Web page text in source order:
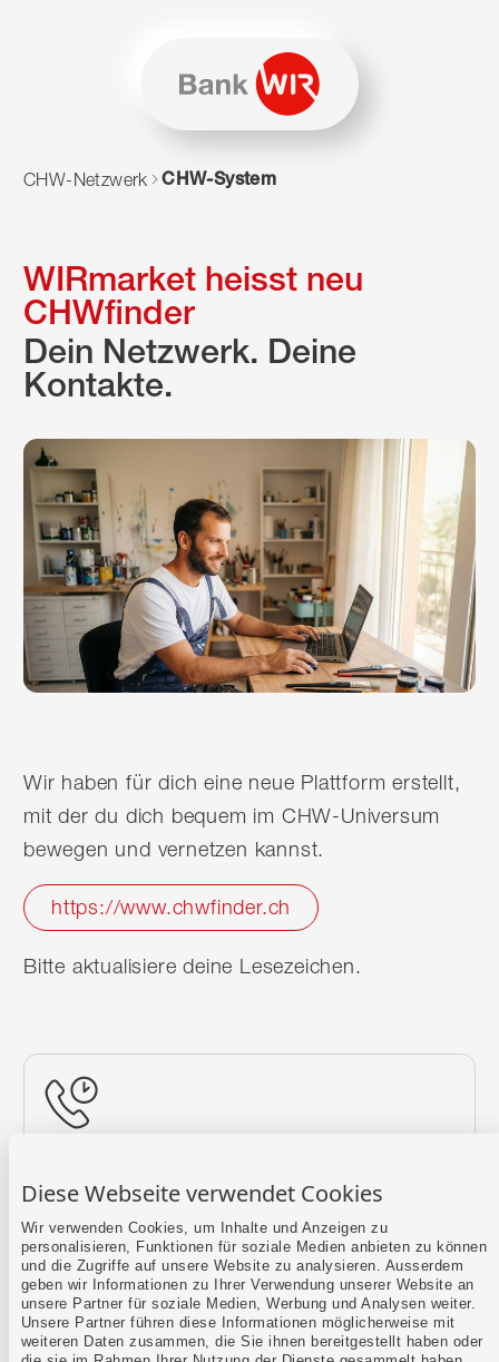
Diese Webseite verwendet Cookies
Wir verwenden Cookies, um Inhalte und Anzeigen zu
personalisieren, Funktionen für soziale Medien anbieten zu können
und die Zugriffe auf unsere Website zu analysieren. Ausserdem
geben wir Informationen zu Ihrer Verwendung unserer Website an
unsere Partner für soziale Medien, Werbung und Analysen weiter.
Unsere Partner führen diese Informationen möglicherweise mit
weiteren Daten zusammen, die Sie ihnen bereitgestellt haben oder
Zum Navigieren dieser Seite wird JavaScript benötigt.
CHW-Netzwerk CHW-System
WIRmarket heisst neu
CHWfinder
Dein Netzwerk. Deine
Kontakte.
Wir haben für dich eine neue Plattform erstellt,
mit der du dich bequem im CHW-Universum
bewegen und vernetzen kannst.
https://www.chwfinder.ch
Bitte aktualisiere deine Lesezeichen.
Mehr erfahren